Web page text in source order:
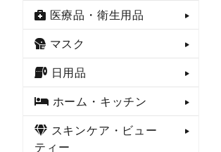
医療品・衛生用品
マスク
日用品
ホーム・キッチン
スキンケア・ビュー
ティー